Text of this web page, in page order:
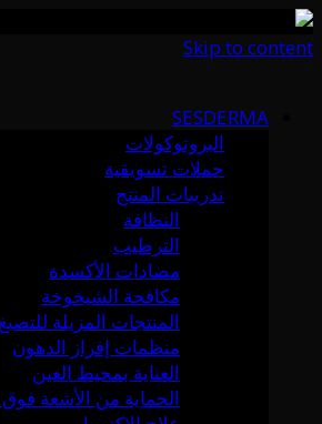
Skip to content
SESDERMA
البروتوكولات
حملات تسويقية
تدريبات المنتج
النظافة
الترطيب
مضادات الأكسدة
مكافحة الشيخوخة
المنتجات المزيلة للتصبغ
منظمات إفراز الدهون
العناية بمحيط العين
الحماية من الأشعة فوق